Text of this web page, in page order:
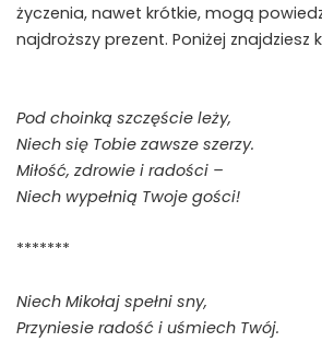
życzenia, nawet krótkie, mogą
najdroższy prezent. Poniżej znajdziesz
Pod choinką szczęście leży,
Niech się Tobie zawsze szerzy.
Miłość, zdrowie i radości –
Niech wypełnią Twoje gości!
*******
Niech Mikołaj spełni sny,
Przyniesie radość i uśmiech Twój.